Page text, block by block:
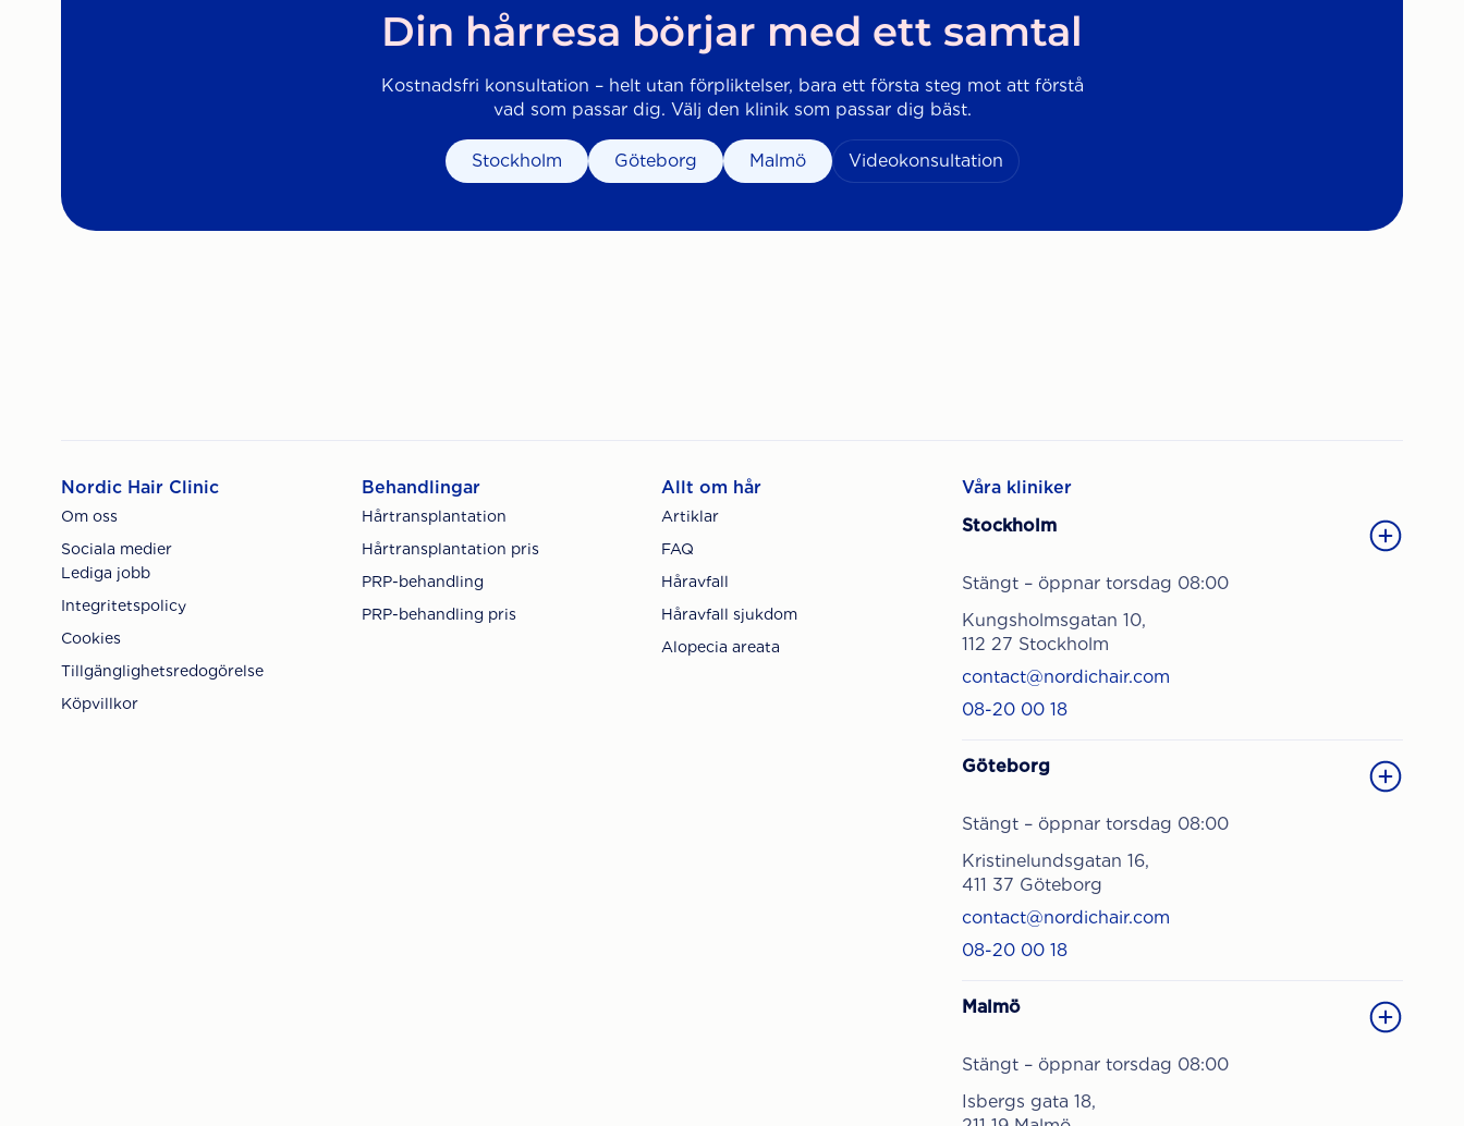
Din hårresa börjar med ett samtal
Kostnadsfri konsultation – helt utan förpliktelser, bara ett första steg mot att förstå
vad som passar dig. Välj den klinik som passar dig bäst.
Stockholm Göteborg Malmö Videokonsultation
Nordic Hair Clinic
Om oss
Sociala medier
Lediga jobb
Integritetspolicy
Cookies
Tillgänglighetsredogörelse
Köpvillkor
Behandlingar
Hårtransplantation
Hårtransplantation pris
PRP-behandling
PRP-behandling pris
Allt om hår
Artiklar
FAQ
Håravfall
Håravfall sjukdom
Alopecia areata
Våra kliniker
Stockholm
Stängt – öppnar torsdag 08:00
Kungsholmsgatan 10,
112 27 Stockholm
contact@nordichair.com
08-20 00 18
Göteborg
Stängt – öppnar torsdag 08:00
Kristinelundsgatan 16,
411 37 Göteborg
contact@nordichair.com
08-20 00 18
Malmö
Stängt – öppnar torsdag 08:00
Isbergs gata 18,